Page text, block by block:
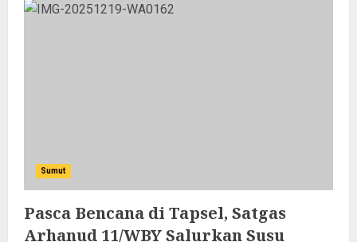
Sumut
Pasca Bencana di Tapsel, Satgas
Arhanud 11/WBY Salurkan Susu